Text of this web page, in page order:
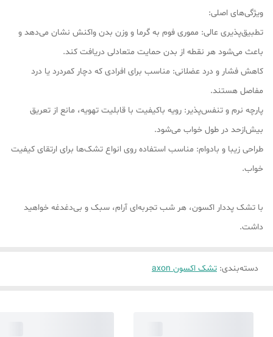
ویژگی‌های اصلی:
تطبیق‌پذیری عالی: مموری فوم به گرما و وزن بدن واکنش نشان می‌دهد و
باعث می‌شود هر نقطه از بدن حمایت متعادلی دریافت کند.
کاهش فشار و درد عضلانی: مناسب برای افرادی که دچار کمردرد یا درد
مفاصل هستند.
پارچه نرم و تنفس‌پذیر: رویه باکیفیت با قابلیت تهویه، مانع از تعریق
بیش‌ازحد در طول خواب می‌شود.
طراحی زیبا و بادوام: مناسب استفاده روی انواع تشک‌ها برای ارتقای کیفیت
خواب.
با تشک پددار اکسون، هر شب تجربه‌ای آرام، سبک و بی‌دغدغه خواهید
داشت.
دسته‌بندی: تشک اکسون axon